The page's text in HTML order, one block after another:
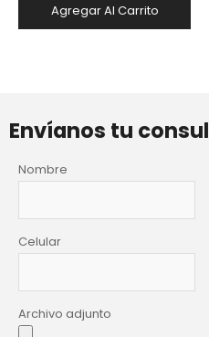
Agregar Al Carrito
Envíanos tu
Nombre
Celular
Archivo adjunto